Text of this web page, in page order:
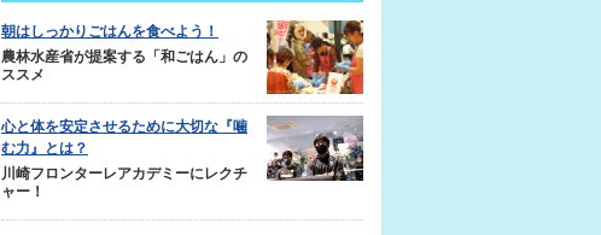
朝はしっかりごはんを食べよう！
農林水産省が提案する「和ごはん」の
ススメ
心と体を安定させるために大切な『噛
む力』とは？
川崎フロンターレアカデミーにレクチ
ャー！